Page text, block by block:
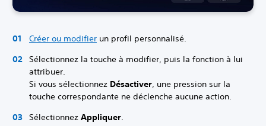
Créer ou modifier un profil personnalisé.
Sélectionnez la touche à modifier, puis la fonction à lui
attribuer.
Si vous sélectionnez Désactiver, une pression sur la
touche correspondante ne déclenche aucune action.
Sélectionnez Appliquer.